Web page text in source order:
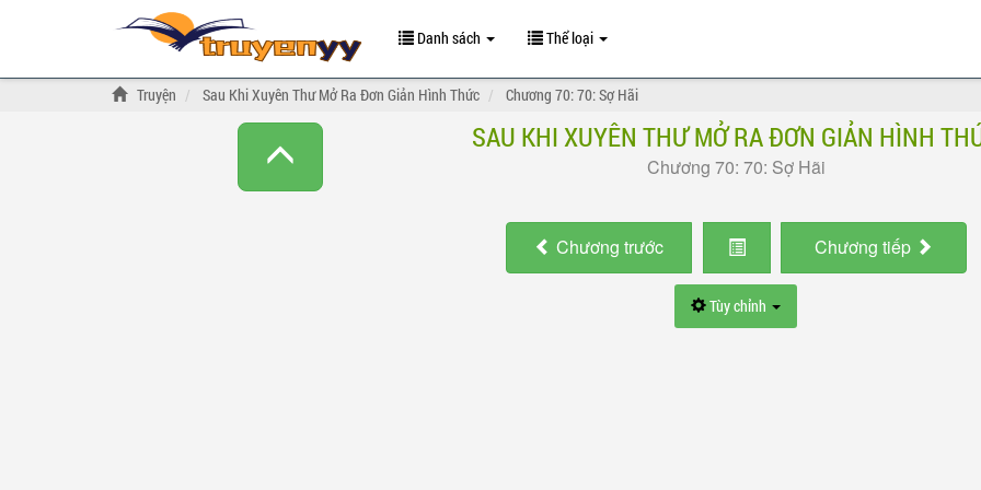
Danh sách Thể loại
Truyện Sau Khi Xuyên Thư Mở Ra Đơn Giản Hình Thức Chương 70: 70: Sợ Hãi
SAU KHI XUYÊN THƯ MỞ RA ĐƠN GIẢN HÌNH
Chương 70: 70: Sợ Hãi
Chương trước Chương tiếp
Tùy chỉnh